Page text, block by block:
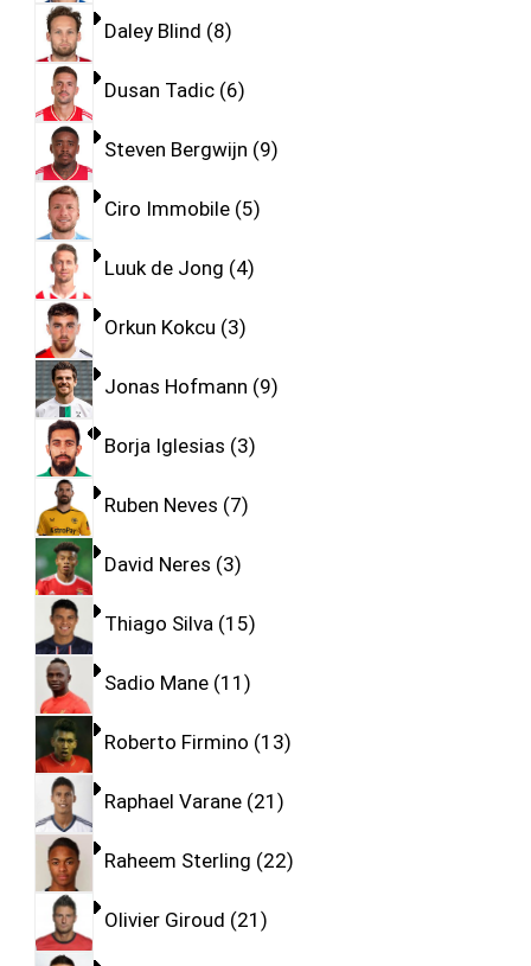
Daley Blind 8
Dusan Tadic 6
Steven Bergwijn 9
Ciro Immobile 5
Luuk de Jong 4
Orkun Kokcu 3
Jonas Hofmann 9
Borja Iglesias 3
Ruben Neves 7
David Neres 3
Thiago Silva 15
Sadio Mane 11
Roberto Firmino 13
Raphael Varane 21
Raheem Sterling 22
Olivier Giroud 21